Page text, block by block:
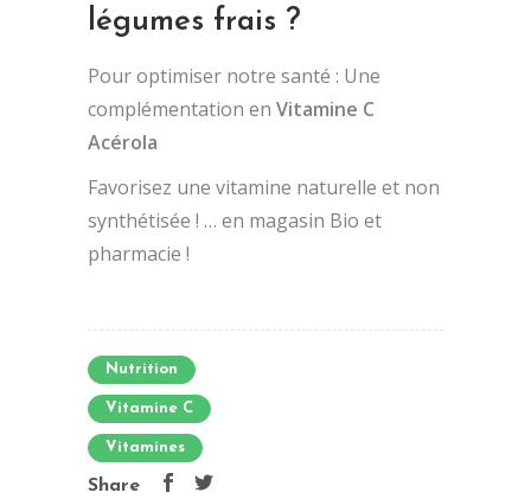
légumes frais ?
Pour optimiser notre santé : Une
complémentation en Vitamine C
Acérola
Favorisez une vitamine naturelle et non
synthétisée ! … en magasin Bio et
pharmacie !
Nutrition
Vitamine C
Vitamines
Share